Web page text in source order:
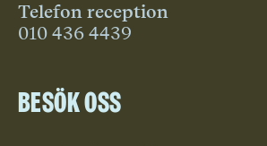
Telefon reception
010 436 4439
Besök oss